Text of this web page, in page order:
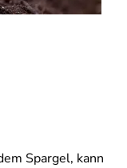
Spargel, kann